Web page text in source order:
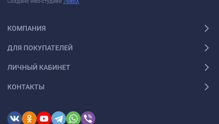
КОМПАНИЯ
ДЛЯ ПОКУПАТЕЛЕЙ
ЛИЧНЫЙ КАБИНЕТ
КОНТАКТЫ